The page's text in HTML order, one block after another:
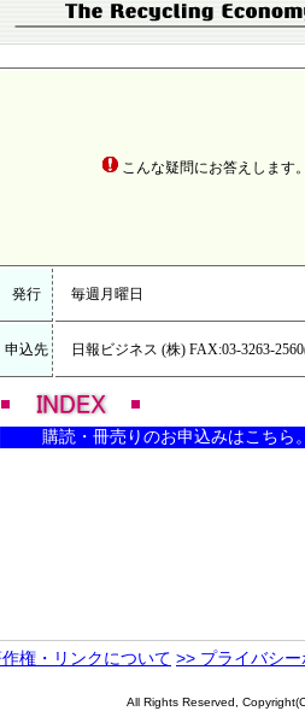
こんな疑問にお答えします。
発行 毎週月曜日
申込先 日報ビジネス (株) FAX:03-3263-
購読・冊売りのお申込みはこちら。
権・リンクについて >> プライバシ
All Rights Reserved,